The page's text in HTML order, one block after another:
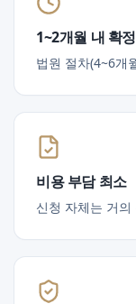
1~2개월 내 확정
법원 절차(4~6개
비용 부담 최소
신청 자체는 거의